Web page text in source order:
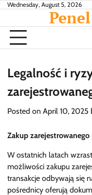
Skip
content
Wednesday, August 5, 2026
Legalność i
Posted on April 10, 2025
Zakup
W ostatnich latach
możliwości zakupu
transakcje odbywają się
pośrednicy oferują